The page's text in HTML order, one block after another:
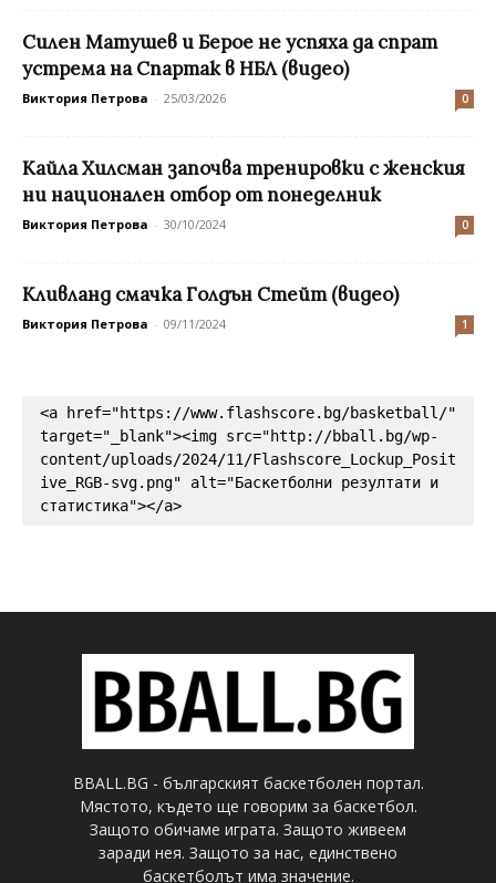
Силен Матушев и Берое не успяха да спрат
устрема на Спартак в НБЛ (видео)
Виктория Петрова - 25/03/2026 0
Кайла Хилсман започва тренировки с женския
ни национален отбор от понеделник
Виктория Петрова - 30/10/2024 0
Кливланд смачка Голдън Стейт (видео)
Виктория Петрова - 09/11/2024 1
<a href="https://www.flashscore.bg/basketball/"
target="_blank"><img src="http://bball.bg/wp-
content/uploads/2024/11/Flashscore_Lockup_Posit
ive_RGB-svg.png" alt="Баскетболни резултати и
статистика"></a>
BBALL.BG - българският баскетболен портал.
Мястото, където ще говорим за баскетбол.
Защото обичаме играта. Защото живеем
заради нея. Защото за нас, единствено
баскетболът има значение.